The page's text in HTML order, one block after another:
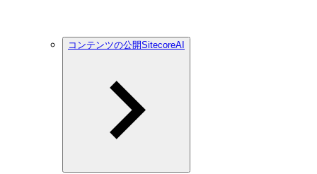
コンテンツの公開SitecoreAI